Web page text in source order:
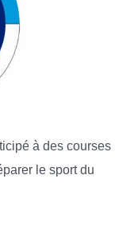
à des courses
le sport du